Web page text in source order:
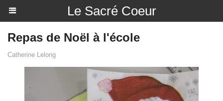
Le Sacré Coeur
Repas de Noël à l'école
Catherine Lelong